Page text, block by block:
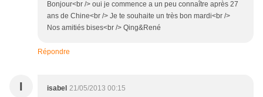
Bonjour<br /> oui je commence a un peu connaître après 27
ans de Chine<br /> Je te souhaite un très bon mardi<br />
Nos amitiés bises<br /> Qing&René
Répondre
I isabel 21/05/2013 00:15